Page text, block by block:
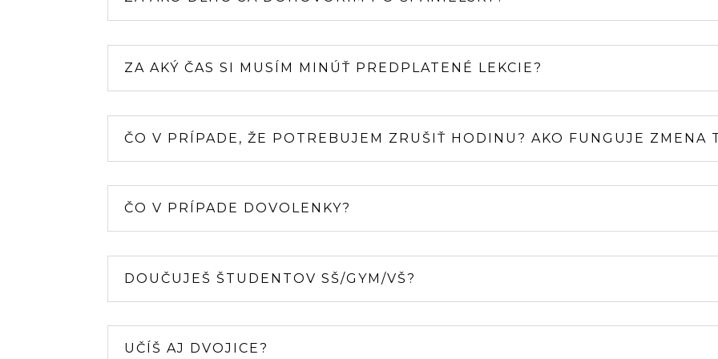
ZA AKÝ ČAS SI MUSÍM MINÚŤ PREDPLATENÉ LEKCIE?
ČO V PRÍPADE, ŽE POTREBUJEM ZRUŠIŤ HODINU? AKO FUNGUJE ZMENA
ČO V PRÍPADE DOVOLENKY?
DOUČUJEŠ ŠTUDENTOV SŠ/GYM/VŠ?
UČÍŠ AJ DVOJICE?